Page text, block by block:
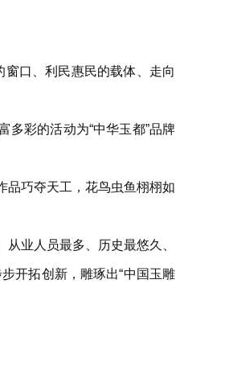
口、利民惠民的载体、走向
多彩的活动为“中华玉都”品牌
品巧夺天工，花鸟虫鱼栩栩如
业人员最多、历史最悠久、
开拓创新，雕琢出“中国玉雕